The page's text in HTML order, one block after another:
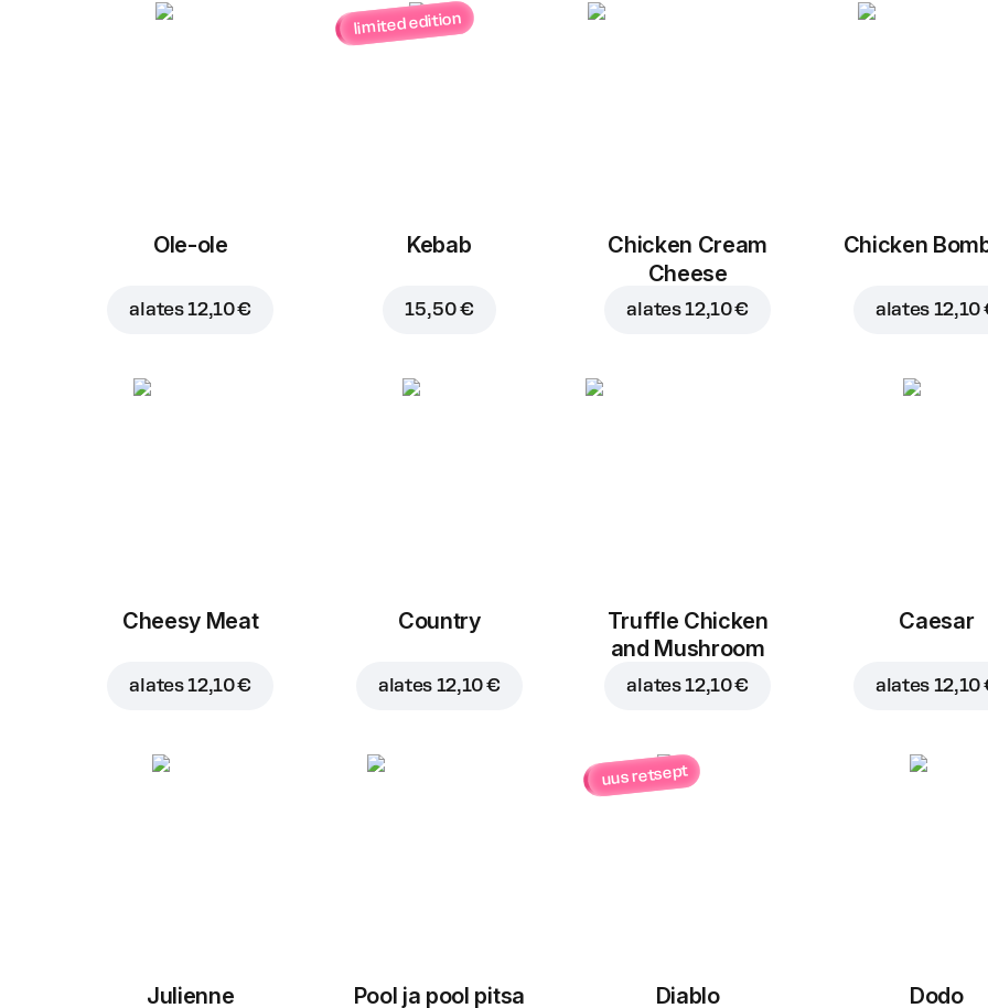
Ole-ole
alates12,10 €
limited edition
Kebab
15,50 €
Chicken Cream
Cheese
alates12,10 €
Chicken
alates 12,10
Cheesy Meat
alates12,10 €
Country
alates 12,10 €
Truffle Chicken
and Mushroom
alates12,10 €
Caesar
alates 12,10
Julienne Pool ja pool pitsa
uus retsept
Diablo Dodo